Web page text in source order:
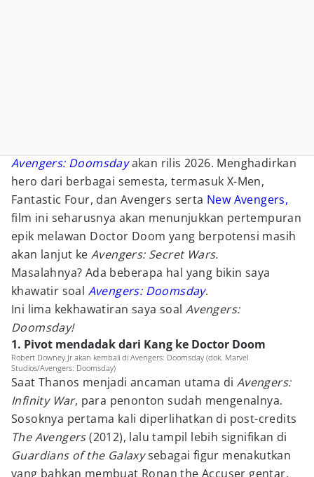
Avengers: Doomsday akan rilis 2026. Menghadirkan
hero dari berbagai semesta, termasuk X-Men,
Fantastic Four, dan Avengers serta New Avengers,
film ini seharusnya akan menunjukkan pertempuran
epik melawan Doctor Doom yang berpotensi masih
akan lanjut keAvengers: Secret Wars.
Masalahnya? Ada beberapa hal yang bikin saya
khawatir soal Avengers: Doomsday.
Ini lima kekhawatiran saya soal Avengers:
Doomsday!
1. Pivot mendadak dari Kang ke Doctor Doom
Robert Downey Jr akan kembali di Avengers: Doomsday (dok. Marvel
Studios/Avengers: Doomsday)
Saat Thanos menjadi ancaman utama di Avengers:
Infinity War, para penonton sudah mengenalnya.
Sosoknya pertama kali diperlihatkan di post-credits
The Avengers(2012), lalu tampil lebih signifikan di
Guardians of the Galaxysebagai figur menakutkan
yang bahkan membuat Ronan the Accuser gentar,